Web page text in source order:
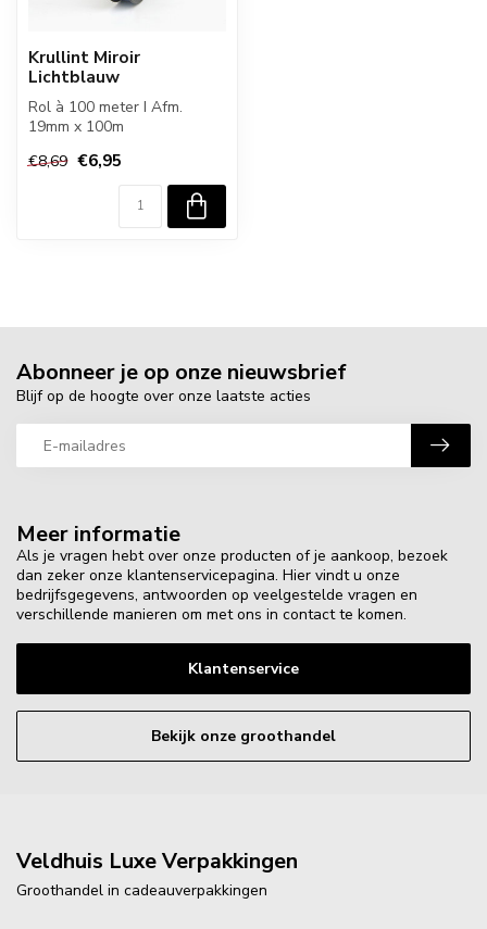
Krullint Miroir
Lichtblauw
Rol à 100 meter I Afm.
19mm x 100m
€8,69 €6,95
Meer informatie
Als je vragen hebt over onze producten of je aankoop, bezoek
dan zeker onze klantenservicepagina. Hier vindt u onze
bedrijfsgegevens, antwoorden op veelgestelde vragen en
verschillende manieren om met ons in contact te komen.
Klantenservice
Bekijk onze groothandel
Abonneer je op onze nieuwsbrief
Blijf op de hoogte over onze laatste acties
Veldhuis Luxe Verpakkingen
Groothandel in cadeauverpakkingen